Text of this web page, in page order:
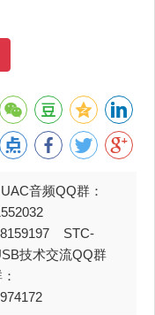
音频QQ群：
STC-
技术交流QQ群